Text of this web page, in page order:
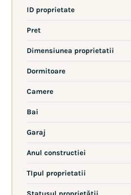
ID proprietate
Pret
Dimensiunea proprietatii
Dormitoare
Camere
Bai
Garaj
Anul constructiei
TIpul proprietatii